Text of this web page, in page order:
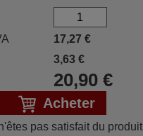
17,27 €
3,63€
20,90€
Acheter
pas satisfait du produit